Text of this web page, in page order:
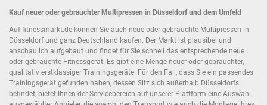
Kauf neuer oder gebrauchter Multipressen in Düsseldorf und dem Umfeld
Auf fitnessmarkt.de können Sie auch neue oder gebrauchte Multipressen in
Düsseldorf und ganz Deutschland kaufen. Der Markt ist plausibel und
anschaulich aufgebaut und findet für Sie schnell das entsprechende neue
oder gebrauchte Fitnessgerät. Es gibt eine Menge neuer oder gebrauchter,
qualitativ erstklassiger Trainingsgeräte. Für den Fall, dass Sie ein passendes
Trainingsgerät gefunden haben, dessen Sitz sich außerhalb Düsseldorfs
befindet, bietet Ihnen der Servicebereich auf unserer Plattform eine Auswahl